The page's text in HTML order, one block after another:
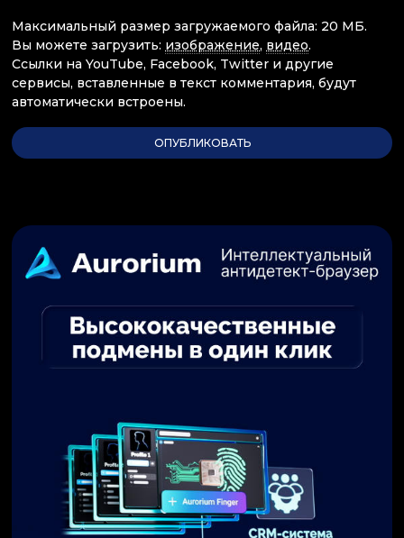
Максимальный размер загружаемого файла: 20 МБ.
Вы можете загрузить: изображение, видео.
Ссылки на YouTube, Facebook, Twitter и другие
сервисы, вставленные в текст комментария, будут
автоматически встроены.